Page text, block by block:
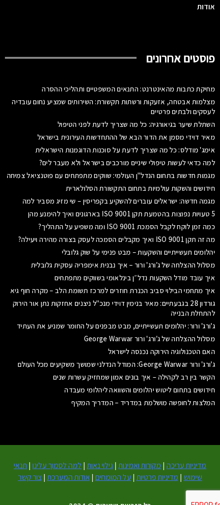
אודות
פוסטים אחרונים
מחיקת כתבות מהאינטרנט: התנאים המשפטיים ותהליכי ההסרה
מצלמות אבטחה, אזעקות ורשתות תקשורת: השירותים שמציע נחום עובדיה
לעסקים ולבתים פרטיים
השתלת שיער בגיאורגיה: כל מה שצריך לדעת לפני הטיפול
מאיר דוידי מסמן את הדור הבא של ההתחדשות העירונית בישראל
אימג' מודלס: כל מה שצריך לדעת על סוכנות הדוגמנות הישראלית
למה כדאי לעשות טיפולי שיניים מורכבים בישראל ולא מעבר לים?
מגמות חדשות בתחום הנדל"ן העולמי: שווקים מתפתחים עם פוטנציאל צמיחה
חידושים והשקות עולמיות בתחום התקשורת הסלולארית
מגמה חדשה: ישראלים עוברים להשקיע בקפריסין – שי מזיג מסביר למה
5 טעויות נפוצות בהטמעת תקן ISO 9001 בארגונים ואיך להימנע מהן
כמה זמן לוקח לקבל הסמכת ISO 9001 ומה משפיע על התהליך?
מה זה תקן ISO 9001 ואיך מקבלים הסמכה לעסק בצורה מהירה ויעילה?
יהלומים תעשייתיים והשקעות – מבט פנימי על שוק גלובלי
מסלול ההצלחה של ג'ורג' ורור – איך נבנית אימפריה עסקית גלובלית
איך עובד מודל השקעות נדל״ן בינלאומי בשווקים מתפתחים
איך מתחמי הבילוי סביב הכנרת חוזרים למרכז תשומת הלב – מקרה חוף גיא
גורדון 28 בגבעתיים: מאיר בנימין דוידי מנכ"ל ניצנים אחזקות נתן אור הירוק
להתחלת הבנייה
ג'ורג' ורור: יהלומים תעשייתיים, מבט מבפנים על החומר שמניע את העתיד
מסלול ההצלחה של ג'ורג' ורור George Warwar
האם הטכנולוגיה הירוקה נכנסה לישראל
ג'ורג' ורור George Warwar: המודל הנדלני שמושך משקיעים מכל העולם
הקשר בין רב לקהילה – איך בונים אמון שמחזיק עשרות שנים
חידושים בתחום ליטוש יהלומים והשוואה ליהלומי מעבדה
המלצות לחופשה מושלמת במדריד – המדריך המקיף
מדיניות עריכה | מקורות ואמינות |גילוי נאות | למה לסמוך עלינו | תנאי
שימוש | מדיניות פרטיות | על המומחים |אודות המערכת |צור קשר